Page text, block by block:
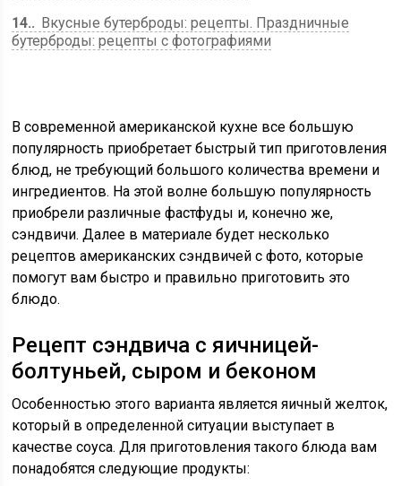
14.
Вкусные бутерброды: рецепты. Праздничные
бутерброды: рецепты с фотографиями
В современной американской кухне все большую
популярность приобретает быстрый тип приготовления
блюд, не требующий большого количества времени и
ингредиентов. На этой волне большую популярность
приобрели различные фастфуды и, конечно же,
сэндвичи. Далее в материале будет несколько
рецептов американских сэндвичей с фото, которые
помогут вам быстро и правильно приготовить это
блюдо.
Рецепт сэндвича с яичницей-
болтуньей, сыром и беконом
Особенностью этого варианта является яичный желток,
который в определенной ситуации выступает в
качестве соуса. Для приготовления такого блюда вам
понадобятся следующие продукты: